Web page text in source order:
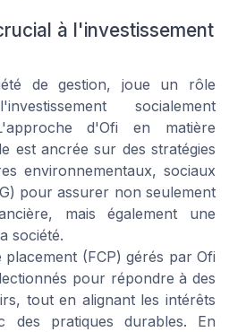
à l'investissement
de gestion, joue un rôle
socialement
d'Ofi en matière
est ancrée sur des stratégies
environnementaux, sociaux
pour assurer non seulement
mais également une
société.
(FCP) gérés par Ofi
pour répondre à des
tout en alignant les intérêts
des pratiques durables. En